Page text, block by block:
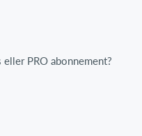
PRO abonnement?